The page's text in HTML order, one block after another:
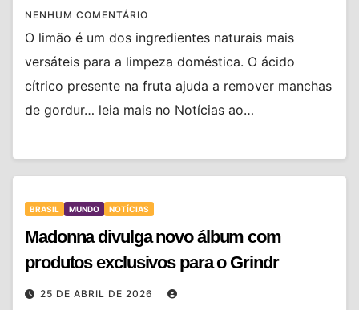
NENHUM COMENTÁRIO
O limão é um dos ingredientes naturais mais
versáteis para a limpeza doméstica. O ácido
cítrico presente na fruta ajuda a remover manchas
de gordur… leia mais no Notícias ao…
BRASIL MUNDO NOTÍCIAS
Madonna divulga novo álbum com
produtos exclusivos para o Grindr
25 DE ABRIL DE 2026